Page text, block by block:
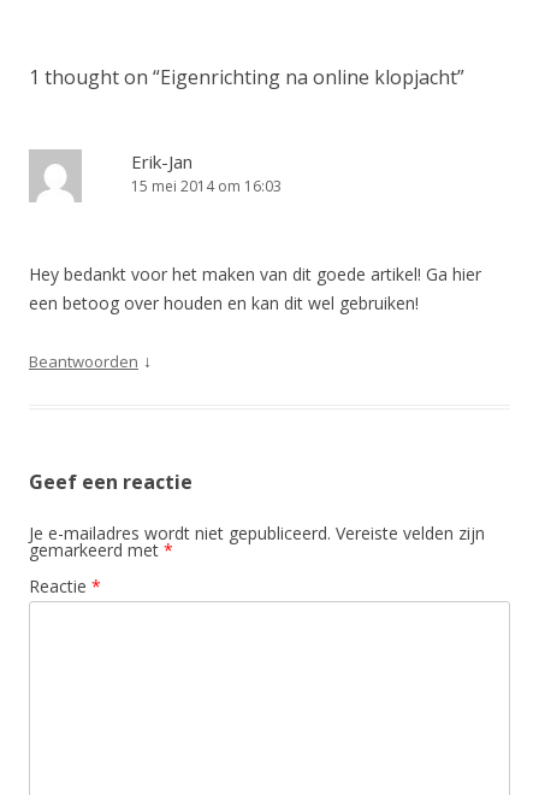
1 thought on “Eigenrichting na online klopjacht”
Erik-Jan
15 mei 2014 om 16:03
Hey bedankt voor het maken van dit goede artikel! Ga hier
een betoog over houden en kan dit wel gebruiken!
Beantwoorden ↓
Geef een reactie
Je e-mailadres wordt niet gepubliceerd. Vereiste velden zijn
gemarkeerd met *
Reactie *